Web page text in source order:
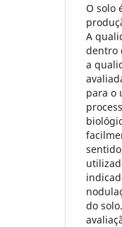
O solo
A
dentro
a
para o
do